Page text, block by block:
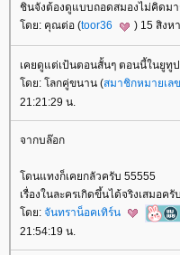
ชินจังต้องดูแบบถอดสมองไม่คิดม
ดย: คุณต่อ (toor36 ) 15 สิงห
เคยดูแต่เป้นตอนสั้นๆ ตอนนี้ในยูทู
ดย: โลกคู่ขนาน (สมาชิกหมายเล
21:21:29 น.
จากบล๊อก
ดนแทงก็เคยกลัวครับ 55555
เรื่องในละครเกิดขึ้นได้จริงเสมอค
ดย: จันทราน็อคเทิร์น
21:54:19 น.